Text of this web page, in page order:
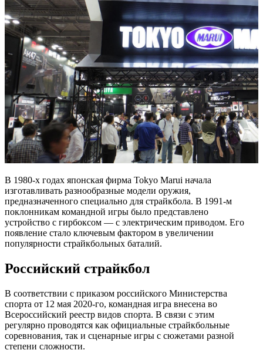
В 1980-х годах японская фирма Tokyo Marui начала
изготавливать разнообразные модели оружия,
предназначенного специально для страйкбола. В 1991-м
поклонникам командной игры было представлено
устройство с гирбоксом — с электрическим приводом. Его
появление стало ключевым фактором в увеличении
популярности страйкбольных баталий.
Российский страйкбол
В соответствии с приказом российского Министерства
спорта от 12 мая 2020-го, командная игра внесена во
Всероссийский реестр видов спорта. В связи с этим
регулярно проводятся как официальные страйкбольные
соревнования, так и сценарные игры с сюжетами разной
степени сложности.